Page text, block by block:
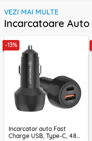
VEZI MAI MULTE
Incarcatoare Auto
-13%
Incarcator auto Fast
Charge USB, Type-C, 48W